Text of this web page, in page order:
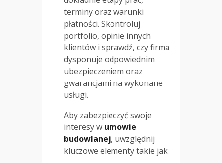
terminy oraz warunki
płatności. Skontroluj
portfolio, opinie innych
klientów i sprawdź, czy firma
dysponuje odpowiednim
ubezpieczeniem oraz
gwarancjami na wykonane
usługi.
Aby zabezpieczyć swoje
interesy w umowie
budowlanej, uwzględnij
kluczowe elementy takie jak: